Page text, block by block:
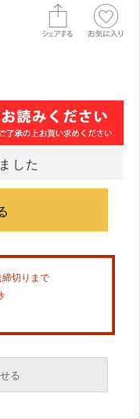
した
切りまで
る